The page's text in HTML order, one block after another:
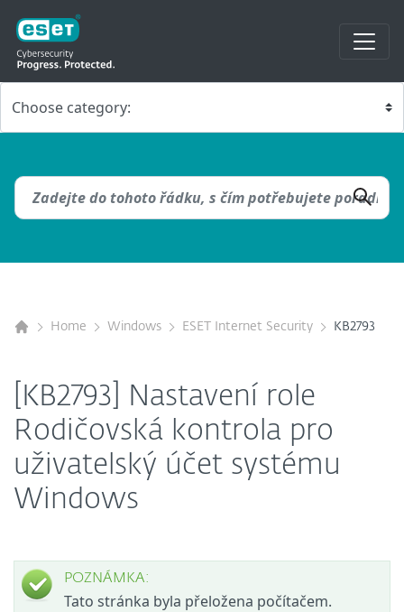
Home Windows ESET Internet Security KB2793
[KB2793] Nastavení role
Rodičovská kontrola pro
uživatelský účet systému
Windows
POZNÁMKA:
Tato stránka byla přeložena počítačem.